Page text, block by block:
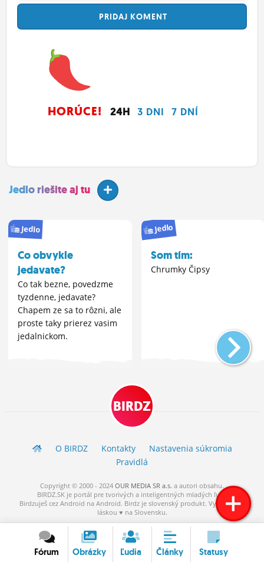
PRIDAJ KOMENT
HORÚCE! 24H 3 DNI 7 DNÍ
Jedlo riešite aj tu
Jedlo
Co obvykle
jedavate?
Co tak bezne, povedzme
tyzdenne, jedavate?
Chapem ze sa to rôzni, ale
proste taky prierez vasim
jedalnickom.
Jedlo
Som tím:
Chrumky Čipsy
BIRDZ
O BIRDZ Kontakty
Nastavenia súkromia
Pravidlá
Copyright © 2000 - 2024 OUR MEDIA SR a.s. a autori obsahu.
BIRDZ.SK je portál pre tvorivých a inteligentných mladých ľudí.
Birdzuješ cez Android na Android. Birdz je slovenský produkt. Vytvorené s
láskou ♥ na Slovensku.
Fórum Obrázky Ľudia Články Statusy